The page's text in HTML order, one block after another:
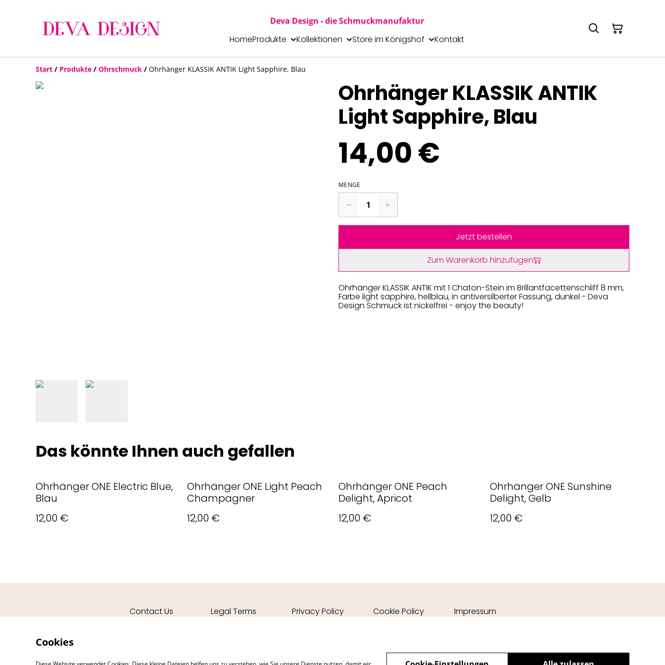
Deva Design - die Schmuckmanufaktur
HomeProdukte Kollektionen Store im Königshof Kontakt
Start / Produkte / Ohrschmuck / Ohrhänger KLASSIK ANTIK Light Sapphire, Blau
Ohrhänger KLASSIK ANTIK
Light Sapphire, Blau
14,00 €
MENGE
Jetzt bestellen
Zum Warenkorb hinzufügen
Ohrhänger KLASSIK ANTIK mit 1 Chaton-Stein im Brillantfacettenschliff 8 mm,
Farbe light sapphire, hellblau, in antiversilberter Fassung, dunkel - Deva
Design Schmuck ist nickelfrei - enjoy the beauty!
Das könnte Ihnen auch gefallen
Ohrhänger ONE Electric Blue,
Blau
12,00 €
Ohrhänger ONE Light Peach
Champagner
12,00 €
Ohrhänger ONE Peach
Delight, Apricot
12,00 €
Ohrhänger ONE Sunshine
Delight, Gelb
12,00 €
Contact Us Legal Terms Privacy Policy Cookie Policy Impressum
Cookies